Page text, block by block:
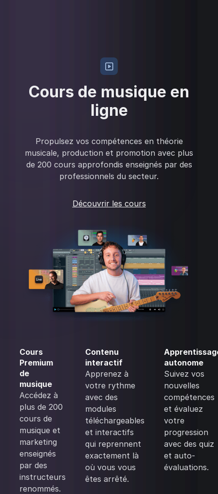
Cours de musique en
ligne
Propulsez vos compétences en théorie
musicale, production et promotion avec plus
de 200 cours approfondis enseignés par des
professionnels du secteur.
Découvrir les cours
Cours
Premium
de
musique
Accédez à
plus de 200
cours de
musique et
marketing
enseignés
par des
instructeurs
renommés.
Contenu
interactif
Apprenez à
votre rythme
avec des
modules
téléchargeables
et interactifs
qui reprennent
exactement là
où vous vous
êtes arrêté.
autonome
Suivez vos
nouvelles
compétences
et évaluez
votre
progression
avec des quiz
et auto-
évaluations.